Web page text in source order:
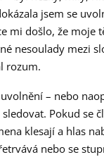
jsem se
mi došlo, že moje
nesoulady mezi
rozum.
– nebo
Pokud se
klesají a hlas
nebo se